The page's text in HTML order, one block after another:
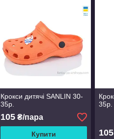
Крокси дитячі SANLIN 30-
35р.
105₴/пара
Купити
35р.
105